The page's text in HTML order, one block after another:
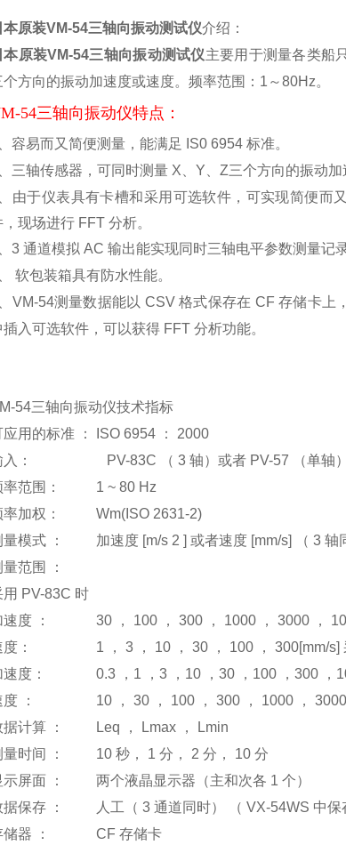
本原装VM-54三轴向振动测试仪介绍：
本原装VM-54三轴向振动测试仪主要用于测量各类船
个方向的振动加速度或速度。频率范围：1～80Hz。
54三轴向振动仪特点：
、容易而又简便测量，能满足 IS0 6954 标准。
三轴传感器，可同时测量 X、Y、Z三个方向的振动加
由于仪表具有卡槽和采用可选软件，可实现简便而
，现场进行 FFT 分析。
3 通道模拟 AC 输出能实现同时三轴电平参数测量记录
软包装箱具有防水性能。
VM-54测量数据能以 CSV 格式保存在 CF 存储卡
插入可选软件，可以获得 FFT 分析功能。
54三轴向振动仪技术指标
应用的标准 ：
ISO 6954 ：
2000
入：
PV-83C （ 3 轴）或者 PV-57
（单轴）
率范围：
1 ~ 80 Hz
率加权：
Wm(ISO 2631-2)
量模式 ： 加速度 [m/s 2 ] 或者速度 [mm/s] （ 3 轴
范围 ：
PV-83C 时
速度 ： 30 ， 100 ， 300 ， 1000 ， 3000 ，
度：
1 ， 3 ， 10 ， 30 ， 100 ， 300[mm/s]
速度：
0.3 ， 1 ， 3 ， 10 ， 30 ， 100 ， 300 ，
度 ： 10 ， 30 ， 100 ， 300 ， 1000 ，
据计算 ：
Leq ， Lmax ，
Lmin
量时间 ： 10 秒， 1 分， 2 分， 10 分
示屏面 ： 两个液晶显示器（主和次各 1 个）
据保存 ： 人工（ 3 通道同时） （ VX-54WS 中保
储器 ： CF 存储卡